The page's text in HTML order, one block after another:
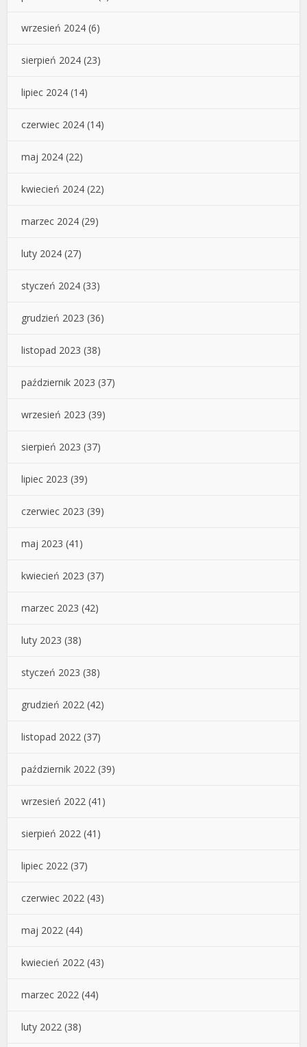
wrzesień 2024 (6)
sierpień 2024 (23)
lipiec 2024 (14)
czerwiec 2024 (14)
maj 2024 (22)
kwiecień 2024 (22)
marzec 2024 (29)
luty 2024 (27)
styczeń 2024 (33)
grudzień 2023 (36)
listopad 2023 (38)
październik 2023 (37)
wrzesień 2023 (39)
sierpień 2023 (37)
lipiec 2023 (39)
czerwiec 2023 (39)
maj 2023 (41)
kwiecień 2023 (37)
marzec 2023 (42)
luty 2023 (38)
styczeń 2023 (38)
grudzień 2022 (42)
listopad 2022 (37)
październik 2022 (39)
wrzesień 2022 (41)
sierpień 2022 (41)
lipiec 2022 (37)
czerwiec 2022 (43)
maj 2022 (44)
kwiecień 2022 (43)
marzec 2022 (44)
luty 2022 (38)